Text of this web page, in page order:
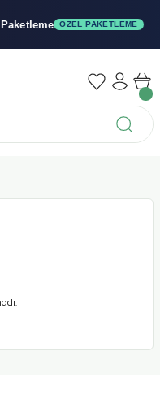
ÖZEL PAKETLEME